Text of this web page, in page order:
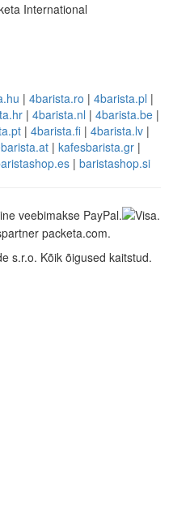
International
| 4barista.ro | 4barista.pl |
| 4barista.nl | 4barista.be |
| 4barista.fi | 4barista.lv |
| kafesbarista.gr|
| baristashop.si
s.r.o. Kõik õigused kaitstud.